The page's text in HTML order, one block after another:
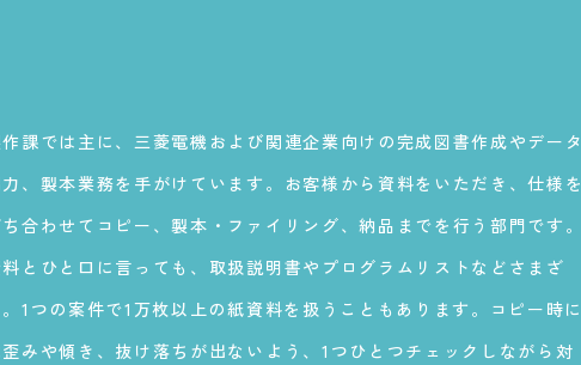
課では主に、三菱電機および関連企業向けの完成図書作成やデータ
力、製本業務を手がけています。お客様から資料をいただき、仕様を
合わせてコピー、製本・ファイリング、納品までを行う部門です。
料とひと口に言っても、取扱説明書やプログラムリストなどさまざ
。1つの案件で1万枚以上の紙資料を扱うこともあります。コピー時に
歪みや傾き、抜け落ちが出ないよう、1つひとつチェックしながら対